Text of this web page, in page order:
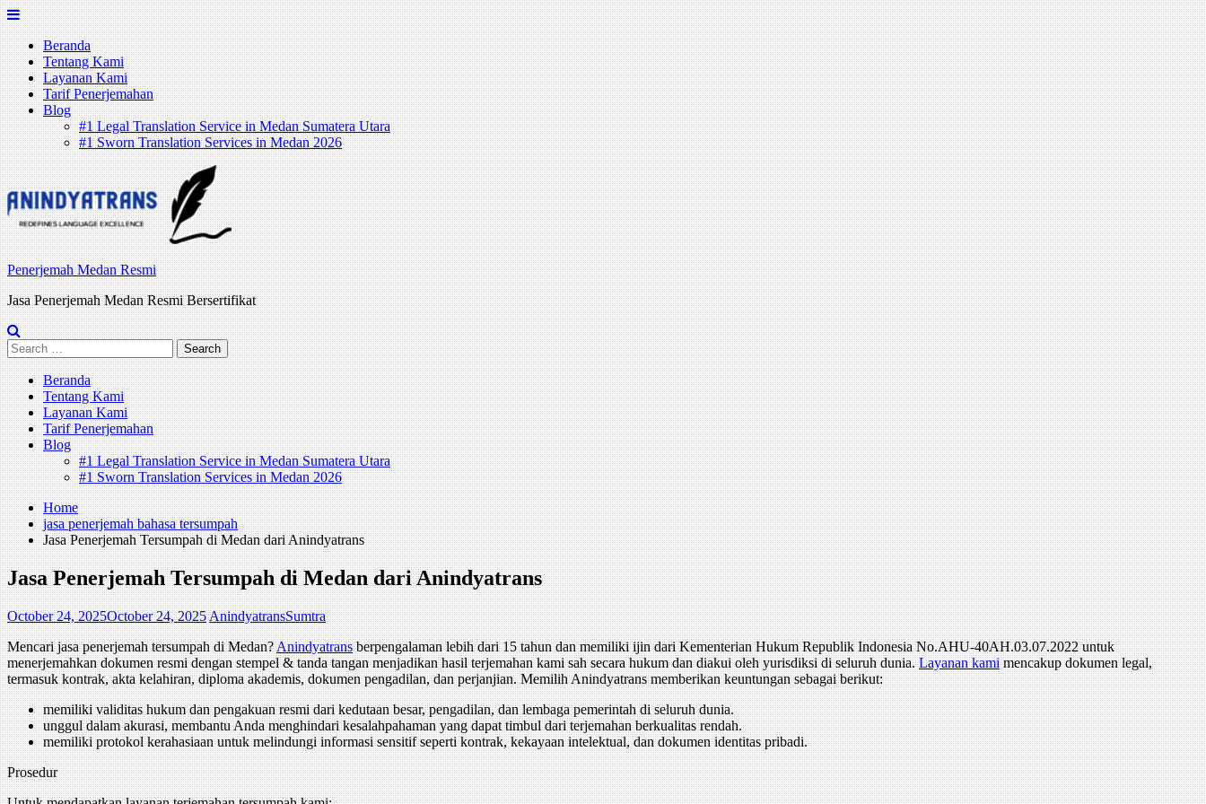
Skip
to
contentBeranda
Tentang Kami
Layanan Kami
Tarif Penerjemahan
Blog
#1 Legal Translation Service in Medan Sumatera Utara
#1 Sworn Translation Services in Medan 2026
Penerjemah Medan Resmi
Jasa Penerjemah Medan Resmi Bersertifikat
Search
for:
Beranda
Tentang Kami
Layanan Kami
Tarif Penerjemahan
Blog
#1 Legal Translation Service in Medan Sumatera Utara
#1 Sworn Translation Services in Medan 2026
Home
jasa penerjemah bahasa tersumpah
Jasa Penerjemah Tersumpah di Medan dari Anindyatrans
Jasa Penerjemah Tersumpah di Medan dari Anindyatrans
October 24, 2025October 24, 2025 AnindyatransSumtra
Mencari jasa penerjemah tersumpah di Medan?Anindyatransberpengalaman lebih dari 15 tahun dan memiliki ijin dari Kementerian Hukum Republik Indonesia No.AHU-40AH.03.07.2022 untuk
menerjemahkan dokumen resmi dengan stempel & tanda tangan menjadikan hasil terjemahan kami sah secara hukum dan diakui oleh yurisdiksi di seluruh dunia.Layanan kamimencakup dokumen legal,
termasuk kontrak, akta kelahiran, diploma akademis, dokumen pengadilan, dan perjanjian. Memilih Anindyatrans memberikan keuntungan sebagai berikut:
memiliki validitas hukum dan pengakuan resmi dari kedutaan besar, pengadilan, dan lembaga pemerintah di seluruh dunia.
unggul dalam akurasi, membantu Anda menghindari kesalahpahaman yang dapat timbul dari terjemahan berkualitas rendah.
memiliki protokol kerahasiaan untuk melindungi informasi sensitif seperti kontrak, kekayaan intelektual, dan dokumen identitas pribadi.
Prosedur